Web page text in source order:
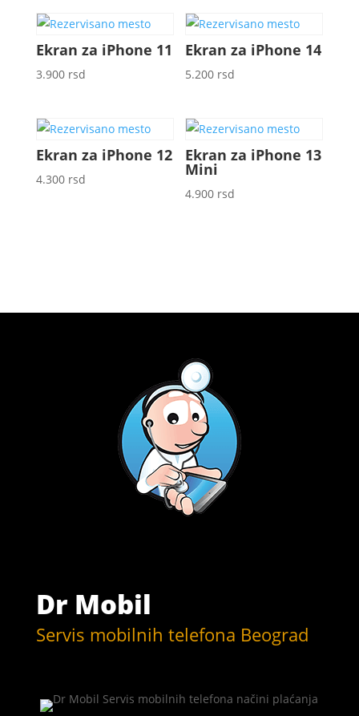
Ekran za iPhone 11
3.900 rsd
Ekran za iPhone 14
5.200 rsd
Ekran za iPhone 12
4.300 rsd
Ekran za iPhone 13
Mini
4.900 rsd
Dr Mobil
Servis mobilnih telefona Beograd